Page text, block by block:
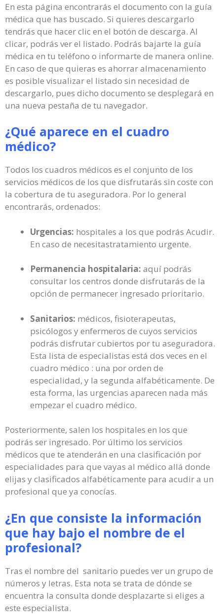
En esta página encontrarás el documento con la guía
médica que has buscado. Si quieres descargarlo
tendrás que hacer clic en el botón de descarga. Al
clicar, podrás ver el listado. Podrás bajarte la guía
médica en tu teléfono o informarte de manera online.
En caso de que quieras es ahorrar almacenamiento
es posible visualizar el listado sin necesidad de
descargarlo, pues dicho documento se desplegará en
una nueva pestaña de tu navegador.
¿Qué aparece en el cuadro
médico?
Todos los cuadros médicos es el conjunto de los
servicios médicos de los que disfrutarás sin coste con
la cobertura de tu aseguradora. Por lo general
encontrarás, ordenados:
Urgencias: hospitales a los que podrás Acudir.
En caso de necesitastratamiento urgente.
Permanencia hospitalaria: aquí podrás
consultar los centros donde disfrutarás de la
opción de permanecer ingresado prioritario.
Sanitarios: médicos, fisioterapeutas,
psicólogos y enfermeros de cuyos servicios
podrás disfrutar cubiertos por tu aseguradora.
Esta lista de especialistas está dos veces en el
cuadro médico : una por orden de
especialidad, y la segunda alfabéticamente. De
esta forma, las urgencias aparecen nada más
empezar el cuadro médico.
Posteriormente, salen los hospitales en los que
podrás ser ingresado. Por último los servicios
médicos que te atenderán en una clasificación por
especialidades para que vayas al médico allá donde
elijas y clasificados alfabéticamente para acudir a un
profesional que ya conocías.
¿En que consiste la información
que hay bajo el nombre de el
profesional?
Tras el nombre del sanitario puedes ver un grupo de
números y letras. Esta nota se trata de dónde se
encuentra la consulta donde desplazarte si eliges a
este especialista.